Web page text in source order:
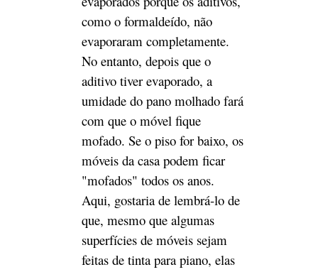
mofado. Se o piso for baixo, os
móveis da casa podem ficar
"mofados" todos os anos.
Aqui, gostaria de lembrá-lo de
que, mesmo que algumas
superfícies de móveis sejam
feitas de tinta para piano, elas
podem ser esfregadas
adequadamente com água. Não
deixe o pano molhado na
superfície do móvel por muito
tempo para evitar que a
umidade penetre na madeira.